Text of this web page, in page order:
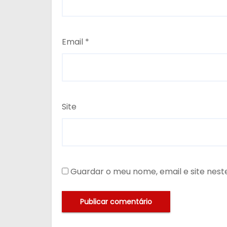
Email *
Site
Guardar o meu nome, email e site